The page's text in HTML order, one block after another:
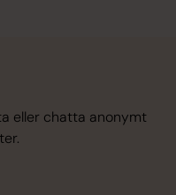
eller chatta anonymt